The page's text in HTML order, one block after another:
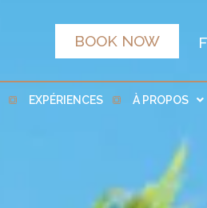
BOOK NOW
EXPÉRIENCES À PROPOS